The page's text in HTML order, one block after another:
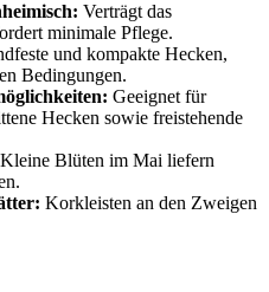
Verträgt das
minimale Pflege.
und kompakte Hecken,
Bedingungen.
Geeignet für
Hecken sowie freistehende
Kleine Blüten im Mai liefern
Korkleisten an den Zweigen